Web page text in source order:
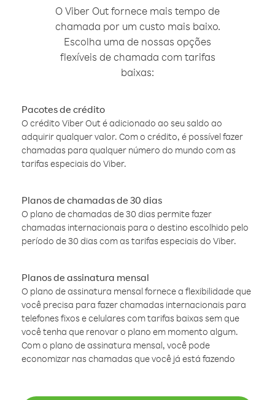
O Viber Out fornece mais tempo de
chamada por um custo mais baixo.
Escolha uma de nossas opções
flexíveis de chamada com tarifas
baixas:
Pacotes de crédito
O crédito Viber Out é adicionado ao seu saldo ao
adquirir qualquer valor. Com o crédito, é possível fazer
chamadas para qualquer número do mundo com as
tarifas especiais do Viber.
Planos de chamadas de 30 dias
O plano de chamadas de 30 dias permite fazer
chamadas internacionais para o destino escolhido pelo
período de 30 dias com as tarifas especiais do Viber.
Planos de assinatura mensal
O plano de assinatura mensal fornece a flexibilidade que
você precisa para fazer chamadas internacionais para
telefones fixos e celulares com tarifas baixas sem que
você tenha que renovar o plano em momento algum.
Com o plano de assinatura mensal, você pode
economizar nas chamadas que você já está fazendo